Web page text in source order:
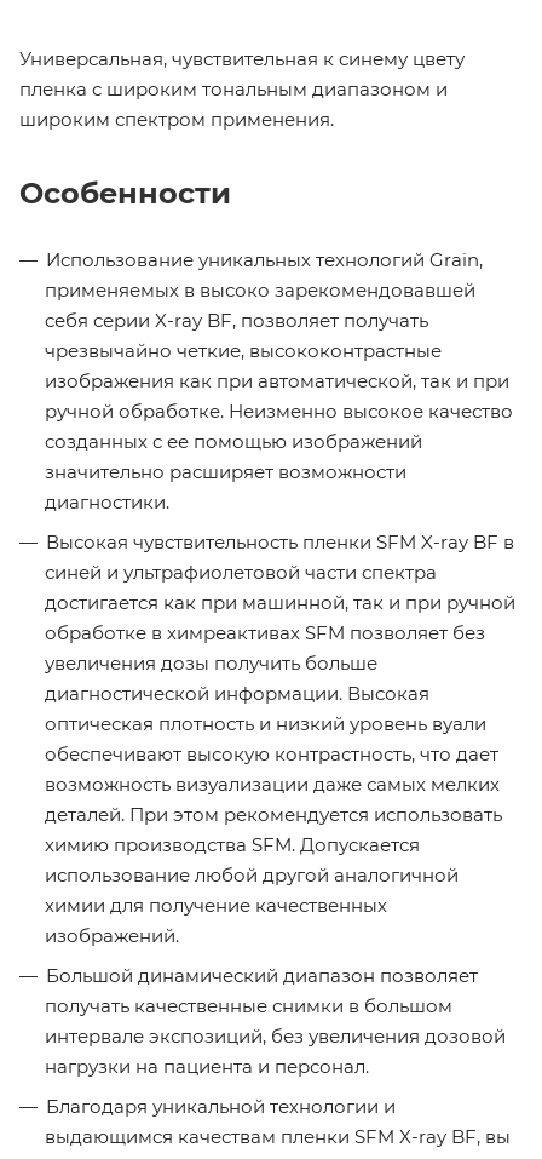
Универсальная, чувствительная к синему цвету
пленка с широким тональным диапазоном и
широким спектром применения.
Особенности
Использование уникальных технологий Grain,
применяемых в высоко зарекомендовавшей
себя серии X-ray BF, позволяет получать
чрезвычайно четкие, высококонтрастные
изображения как при автоматической, так и при
ручной обработке. Неизменно высокое качество
созданных с ее помощью изображений
значительно расширяет возможности
диагностики.
Высокая чувствительность пленки SFM X-ray BF в
синей и ультрафиолетовой части спектра
достигается как при машинной, так и при ручной
обработке в химреактивах SFM позволяет без
увеличения дозы получить больше
диагностической информации. Высокая
оптическая плотность и низкий уровень вуали
обеспечивают высокую контрастность, что дает
возможность визуализации даже самых мелких
деталей. При этом рекомендуется использовать
химию производства SFM. Допускается
использование любой другой аналогичной
химии для получение качественных
изображений.
Большой динамический диапазон позволяет
получать качественные снимки в большом
интервале экспозиций, без увеличения дозовой
нагрузки на пациента и персонал.
Благодаря уникальной технологии и
выдающимся качествам пленки SFM X-ray BF, вы